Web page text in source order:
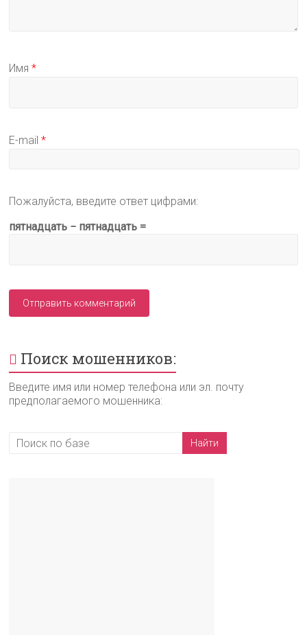
Имя*
E-mail*
Пожалуйста, введите ответ цифрами:
пятнадцать − пятнадцать =
Поиск мошенников:
Введите имя или номер телефона или эл. почту
предполагаемого мошенника: